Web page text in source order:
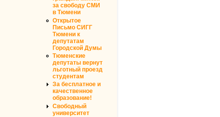
за свободу СМИ
в Тюмени
Открытое
Письмо СИГГ
Тюмени к
депутатам
Городской Думы
Тюменские
депутаты вернут
льготный проезд
студентам
За бесплатное и
качественное
образование!
Свободный
университет